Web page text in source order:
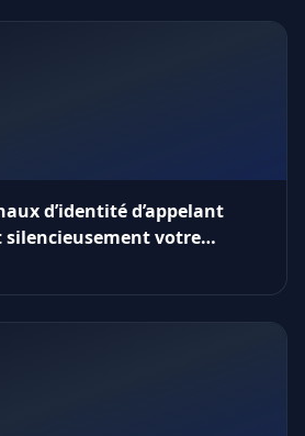
d’identité d’appelant
votre